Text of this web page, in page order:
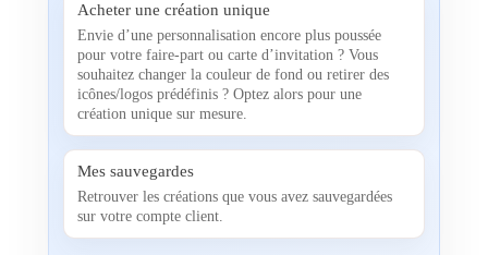
Acheter une création unique
Envie d’une personnalisation encore plus poussée
pour votre faire-part ou carte d’invitation ? Vous
souhaitez changer la couleur de fond ou retirer des
icônes/logos prédéfinis ? Optez alors pour une
création unique sur mesure.
Mes sauvegardes
Retrouver les créations que vous avez sauvegardées
sur votre compte client.